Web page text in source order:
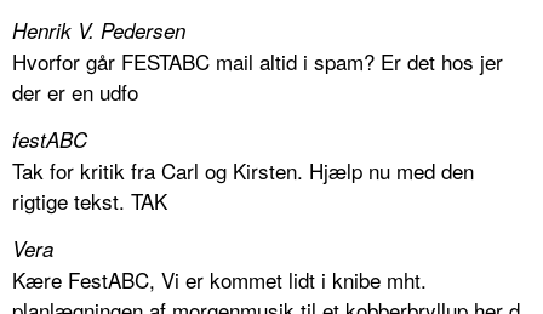
Henrik V. Pedersen
Hvorfor går FESTABC mail altid i spam? Er det hos jer
der er en udfo
festABC
Tak for kritik fra Carl og Kirsten. Hjælp nu med den
rigtige tekst. TAK
Vera
Kære FestABC, Vi er kommet lidt i knibe mht.